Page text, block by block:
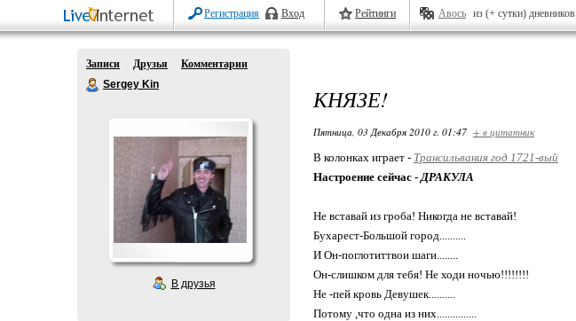
Регистрация Вход Рейтинги Авось из (+ сутки) дневников
Записи Друзья
Комментарии
Sergey Kin
В друзья
КНЯЗЕ!
Пятница, 03 Декабря 2010 г. 01:47 + в цитатник
В колонках играет - Трансильвания год 1721-вый
Настроение сейчас -ДРАКУЛА
Не вставай из гроба! Никогда не вставай!
Бухарест-Большой город..........
И Он-поглотиттвои шаги........
Он-слишком для тебя! Не ходи ночью!!!!!!!!
Не -пей кровь Девушек..........
Потому ,что одна из них...............